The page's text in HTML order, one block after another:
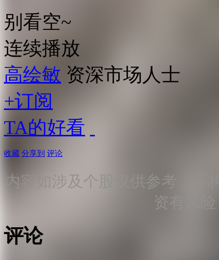
别看空~
连续播放
高绘敏 资深市场人士
+订阅
TA的好看
收藏 分享到 评论
内容如涉及个股仅供参考，不
资有风
评论